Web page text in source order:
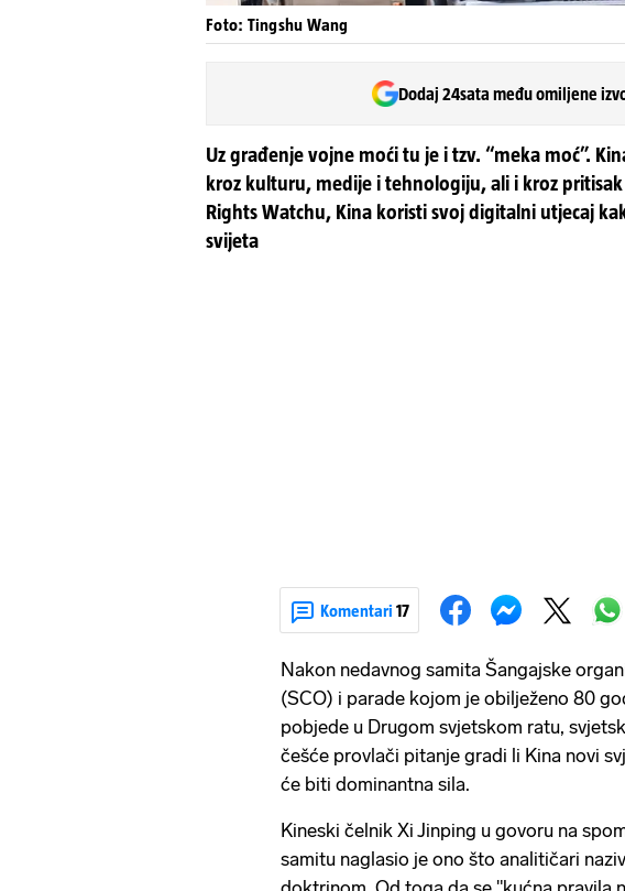
Foto: Tingshu Wang
Dodaj 24sata među omiljene
Uz građenje vojne moći tu je i tzv. “meka moć”.
kroz kulturu, medije i tehnologiju, ali i kroz
Rights Watchu, Kina koristi svoj digitalni utjecaj
svijeta
Komentari 17
Nakon nedavnog samita Šangajske
(SCO) i parade kojom je obilježeno 80
pobjede u Drugom svjetskom ratu,
češće provlači pitanje gradi li Kina novi
će biti dominantna sila.
Kineski čelnik Xi Jinping u govoru na
samitu naglasio je ono što analitičari